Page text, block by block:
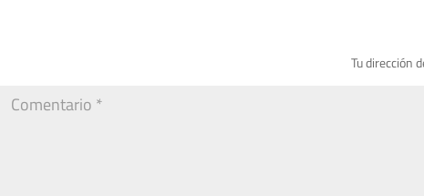
Tu dirección